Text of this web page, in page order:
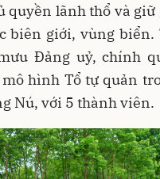
quyền lãnh thổ và
biên giới, vùng biển.
Đảng uỷ, chính
hình Tổ tự quản
Nú, với 5 thành viên.